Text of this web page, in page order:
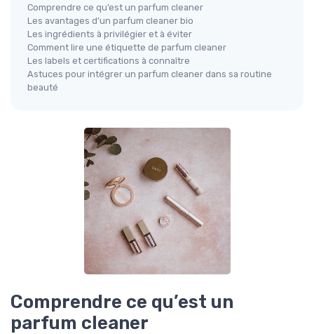
Comprendre ce qu’est un parfum cleaner
Les avantages d’un parfum cleaner bio
Les ingrédients à privilégier et à éviter
Comment lire une étiquette de parfum cleaner
Les labels et certifications à connaître
Astuces pour intégrer un parfum cleaner dans sa routine
beauté
Comprendre ce qu’est un
parfum cleaner